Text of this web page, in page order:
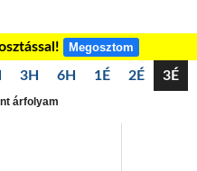
Megosztom
3H 6H 1É 2É 3É